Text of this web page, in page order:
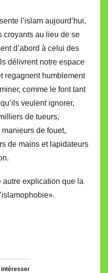
l’islam aujourd’hui,
croyants au lieu de se
d’abord à celui des
délivrent notre espace
regagnent humblement
comme le font tant
veulent ignorer,
de tueurs,
de fouet,
de mains et lapidateurs
autre explication que la
intéresser